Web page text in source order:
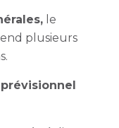
le
plusieurs